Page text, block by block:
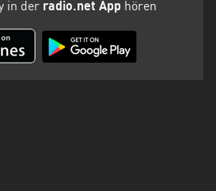
in der radio.net App hören